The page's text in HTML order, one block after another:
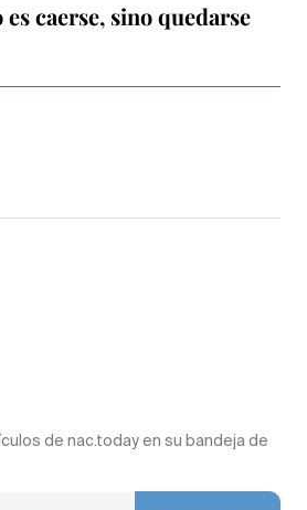
caerse, sino quedarse
de nac.today en su bandeja de